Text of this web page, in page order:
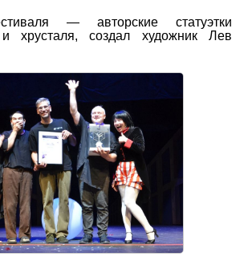
— авторские статуэтки
хрусталя, создал художник Лев